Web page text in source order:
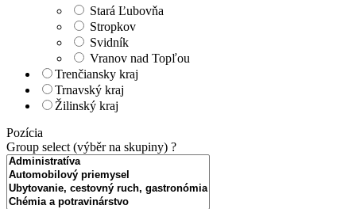
Stará Ľubovňa
Stropkov
Svidník
Vranov nad Topľou
Trenčiansky kraj
Trnavský kraj
Žilinský kraj
Pozícia
Group select (výběr na skupiny) ?